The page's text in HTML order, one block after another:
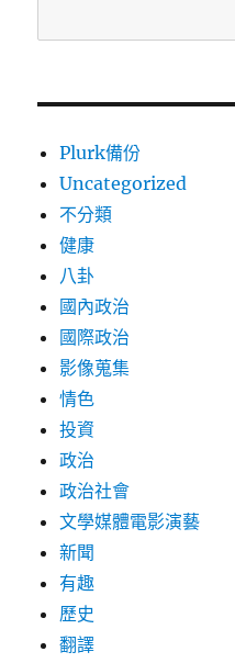
Plurk備份
Uncategorized
不分類
健康
八卦
國內政治
國際政治
影像蒐集
情色
投資
政治
政治社會
文學媒體電影演藝
新聞
有趣
歷史
翻譯